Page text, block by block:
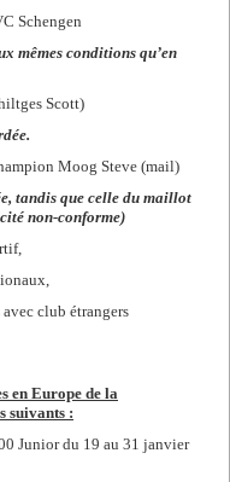
Schengen
mêmes conditions qu’en
Scott)
Moog Steve (mail)
tandis que celle du maillot
non-conforme)
club étrangers
en Europe de la
suivants :
Junior du 19 au 31 janvier